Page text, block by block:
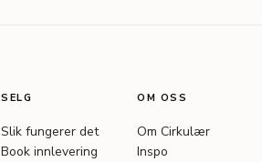
SELG
Slik fungerer det
Book innlevering
OM OSS
Om Cirkulær
Inspo